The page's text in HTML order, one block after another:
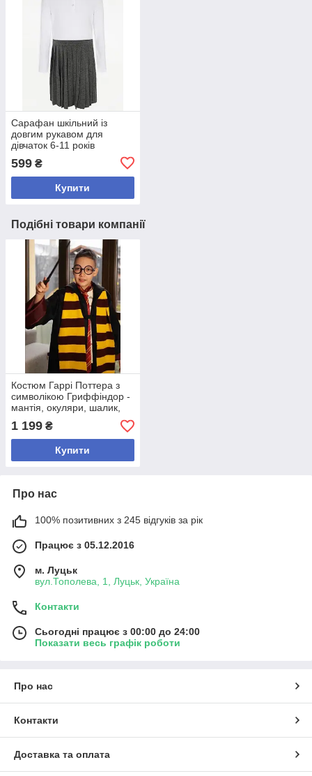
Сарафан шкільний із
довгим рукавом для
дівчаток 6-11 років
599 ₴
Купити
Подібні товари компанії
Костюм Гаррі Поттера з
символікою Гриффіндор -
мантія, окуляри, шалик,
краватка, чарівна паличка
1 199 ₴
Купити
Про нас
100% позитивних з 245 відгуків за рік
Працює з 05.12.2016
м. Луцьк
вул.Тополева, 1, Луцьк, Україна
Контакти
Сьогодні працює з 00:00 до 24:00
Показати весь графік роботи
Про нас
Контакти
Доставка та оплата